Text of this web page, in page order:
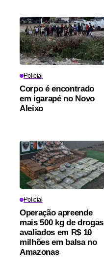
Policial
Corpo é encontrado
em igarapé no Novo
Aleixo
Policial
Operação apreende
mais 500 kg de drogas
avaliados em R$ 10
milhões em balsa no
Amazonas